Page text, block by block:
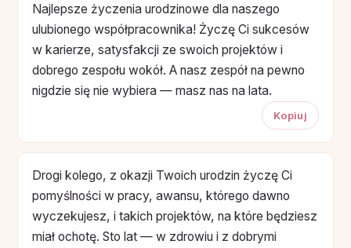
Najlepsze życzenia urodzinowe dla naszego
ulubionego współpracownika! Życzę Ci sukcesów
w karierze, satysfakcji ze swoich projektów i
dobrego zespołu wokół. A nasz zespół na pewno
nigdzie się nie wybiera — masz nas na lata.
Kopiuj
Drogi kolego, z okazji Twoich urodzin życzę Ci
pomyślności w pracy, awansu, którego dawno
wyczekujesz, i takich projektów, na które będziesz
miał ochotę. Sto lat — w zdrowiu i z dobrymi